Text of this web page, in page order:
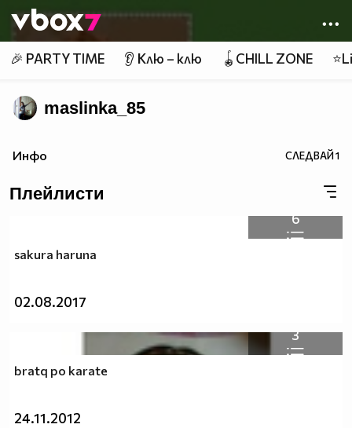
👾
🎉 PARTY TIME 👂 Клю – клю 🪀CHILL ZONE
maslinka_85
Инфо СЛЕДВАЙ1
Плейлисти
6
sakura haruna
02.08.2017
3
bratq po karate
24.11.2012